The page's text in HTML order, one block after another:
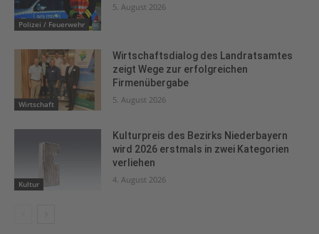
Polizei / Feuerwehr
5. August 2026
Wirtschaft
Wirtschaftsdialog des Landratsamtes
zeigt Wege zur erfolgreichen
Firmenübergabe
5. August 2026
Kultur
Kulturpreis des Bezirks Niederbayern
wird 2026 erstmals in zwei Kategorien
verliehen
4. August 2026